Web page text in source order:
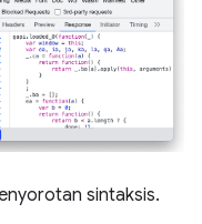
sintaksis.